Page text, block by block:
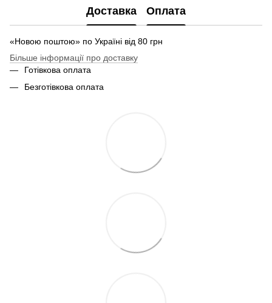
Доставка Оплата
«Новою поштою» по Україні від 80 грн
Більше інформації про доставку
Готівкова оплата
Безготівкова оплата